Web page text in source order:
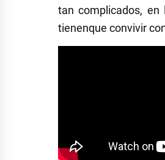
tan complicados,
tienenque convivir